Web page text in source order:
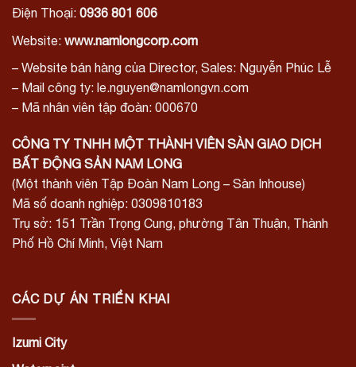
Điện Thoại: 0936 801 606
Website: www.namlongcorp.com
– Website bán hàng của Director, Sales: Nguyễn Phúc Lễ
– Mail công ty: le.nguyen@namlongvn.com
– Mã nhân viên tập đoàn: 000670
CÔNG TY TNHH MỘT THÀNH VIÊN SÀN GIAO DỊCH
BẤT ĐỘNG SẢN NAM LONG
(Một thành viên Tập Đoàn Nam Long – Sàn Inhouse)
Mã số doanh nghiệp: 0309810183
Trụ sở: 151 Trần Trọng Cung, phường Tân Thuận, Thành
Phố Hồ Chí Minh, Việt Nam
CÁC DỰ ÁN TRIỂN KHAI
Izumi City